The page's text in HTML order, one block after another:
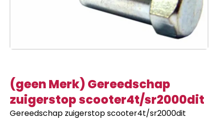
(geen Merk) Gereedschap
zuigerstop scooter4t/sr2000dit
Gereedschap zuigerstop scooter4t/sr2000dit